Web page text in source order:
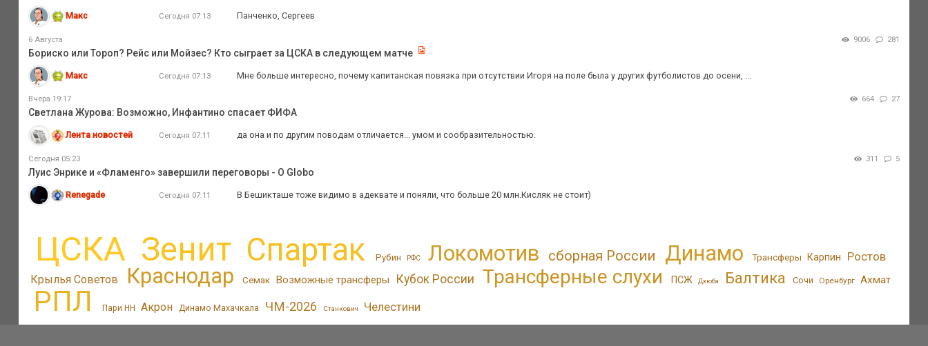
Макс Сегодня 07:13 Панченко, Сергеев
6 Августа 9006 281
Бориско или Тороп? Рейс или Мойзес? Кто сыграет за ЦСКА в следующем матче
Макс Сегодня 07:13 Мне больше интересно, почему капитанская повязка при отсутствии Игоря на поле была у других футболистов до осени, ...
Вчера 19:17 664 27
Светлана Журова: Возможно, Инфантино спасает ФИФА
Лента новостей Сегодня 07:11 да она и по другим поводам отличается... умом и сообразительностью.
Сегодня 05:23 311 5
Луис Энрике и «Фламенго» завершили переговоры - O Globo
Renegade Сегодня 07:11 В Бешикташе тоже видимо в адеквате и поняли, что больше 20 млн.Кисляк не стоит)
ЦСКА Зенит Спартак Рубин РФС Локомотив сборная России Динамо Трансферы Карпин Ростов
Крылья Советов Краснодар Семак Возможные трансферы Кубок России Трансферные слухи ПСЖ Дзюба Балтика Сочи Оренбург Ахмат
РПЛ Пари НН Акрон Динамо Махачкала ЧМ-2026 Станкович Челестини